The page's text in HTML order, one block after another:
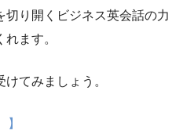
り開くビジネス英会話の力
ます。
てみましょう。
】